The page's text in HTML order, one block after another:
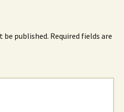
be published. Required fields are